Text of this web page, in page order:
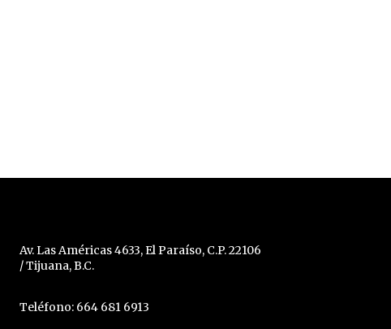
Av. Las Américas 4633, El Paraíso, C.P. 22106
/ Tijuana, B.C.
Teléfono: 664 681 6913